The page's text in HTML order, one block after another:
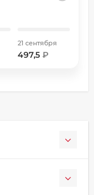
21 сентября
497,5 ₽